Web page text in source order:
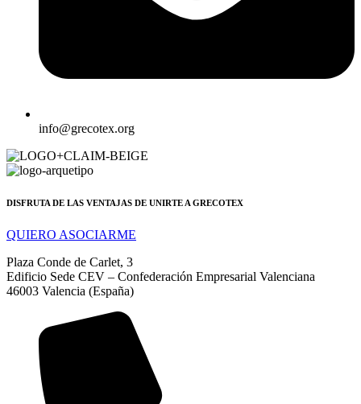
info@grecotex.org
DISFRUTA DE LAS VENTAJAS DE UNIRTE A GRECOTEX
QUIERO ASOCIARME
Plaza Conde de Carlet, 3
Edificio Sede CEV – Confederación Empresarial Valenciana
46003 Valencia (España)